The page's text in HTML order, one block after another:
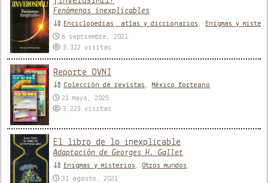
Fenómenos inexplicables
Enciclopedias, atlas y diccionarios ,
Enigmas y
6 septiembre, 2021
3,322visitas
Reporte OVNI
Colección de revistas , México forteano
21 mayo, 2025
3,223visitas
El libro de lo inexplicable
Adaptación de Georges H. Gallet
Enigmas y misterios ,Otros mundos
31 agosto, 2021